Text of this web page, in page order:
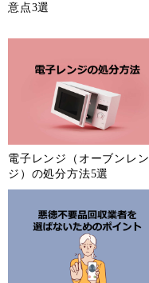
意点3選
電子レンジ（オーブンレン
ジ）の処分方法5選